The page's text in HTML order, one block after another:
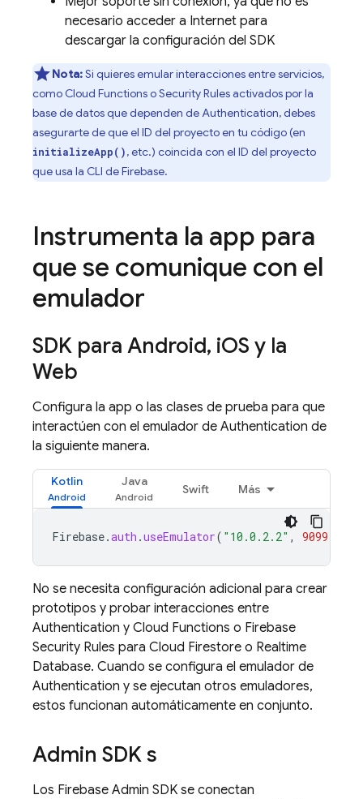
necesario acceder a Internet para
descargar la configuración del SDK
Nota:Si quieres emular interacciones entre servicios,
como Cloud FunctionsoSecurity Rulesactivados por la
base de datos que dependen deAuthentication, debes
asegurarte de que el ID del proyecto en tu código (en
initializeApp(), etc.) coincida con el ID del proyecto
que usa la CLI deFirebase.
Instrumenta la app para
que se comunique con el
emulador
SDK para Android, iOS y la
Web
Configura la app o las clases de prueba para que
interactúen con el emulador de Authentication de
la siguiente manera.
Kotlin Java
Swift Más
Firebase.auth .useEmulator( "10.0.2.2" , 9099
No se necesita configuración adicional para crear
prototipos y probar interacciones entre
Authentication y Cloud Functions o Firebase
Security Rules para Cloud Firestore o Realtime
Database. Cuando se configura el emulador de
Authentication y se ejecutan otros emuladores,
estos funcionan automáticamente en conjunto.
Admin SDKs
Los Firebase Admin SDK se conectan